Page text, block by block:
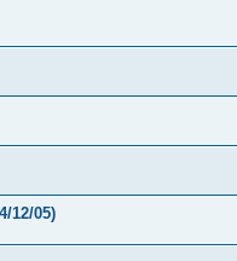
12/05)